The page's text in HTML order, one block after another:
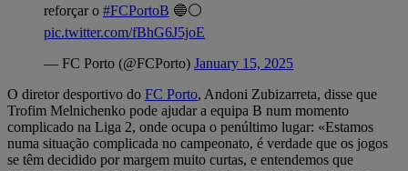
reforçar o #FCPortoB 🔵⚪
pic.twitter.com/fBhG6J5joE
— FC Porto (@FCPorto) January 15, 2025
O diretor desportivo do FC Porto, Andoni Zubizarreta, disse que
Trofim Melnichenko pode ajudar a equipa B num momento
complicado na Liga 2, onde ocupa o penúltimo lugar: «Estamos
numa situação complicada no campeonato, é verdade que os jogos
se têm decidido por margem muito curtas, e entendemos que